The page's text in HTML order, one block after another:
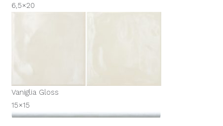
6,5×20
Vaniglia Gloss
15×15